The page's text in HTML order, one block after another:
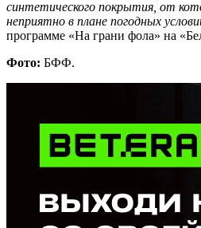
синтетического покрытия, от
неприятно в плане погодных
программе «На грани фола» на
Фото: БФФ.